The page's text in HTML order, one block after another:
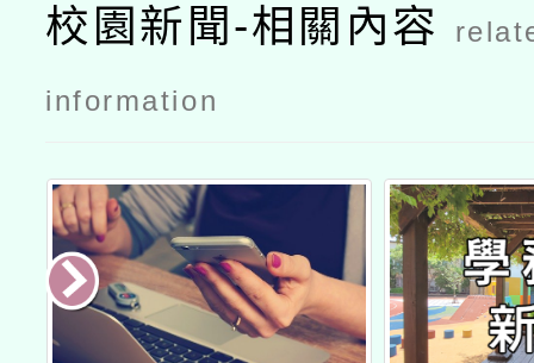
校園新聞-相關內容
information